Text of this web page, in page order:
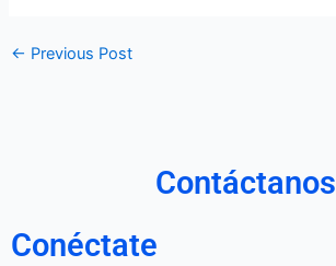
← Previous Post
Contáctanos
Conéctate